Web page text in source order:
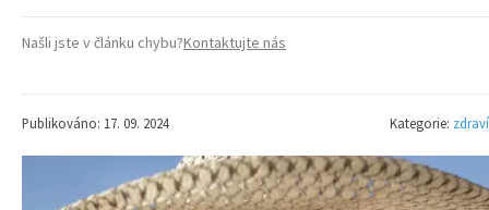
Našli jste v článku chybu?Kontaktujte nás
Publikováno: 17. 09. 2024 Kategorie: zdraví